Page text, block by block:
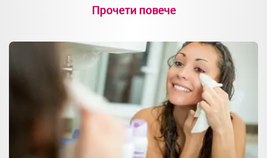
Прочети повече